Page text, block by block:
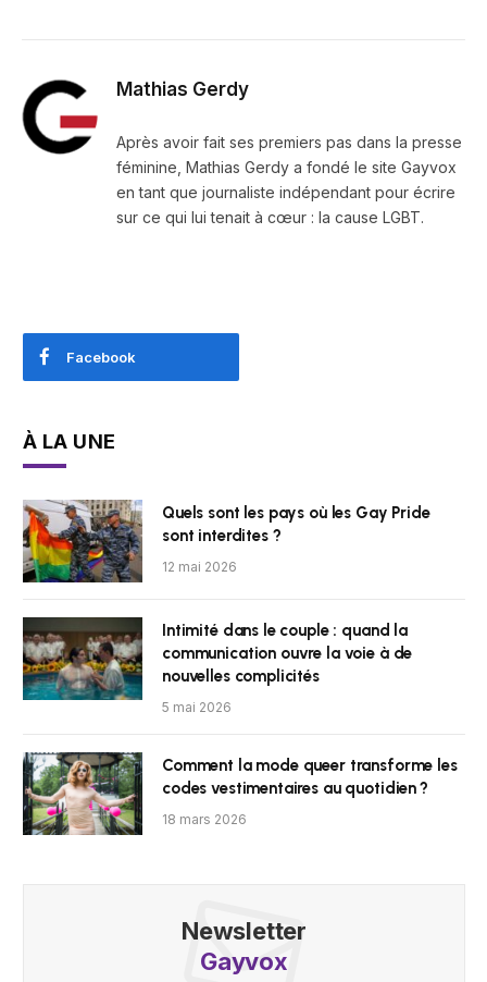
Mathias Gerdy
Après avoir fait ses premiers pas dans la presse
féminine, Mathias Gerdy a fondé le site Gayvox
en tant que journaliste indépendant pour écrire
sur ce qui lui tenait à cœur : la cause LGBT.
Facebook
À LA UNE
Quels sont les pays où les Gay Pride
sont interdites ?
12 mai 2026
Intimité dans le couple : quand la
communication ouvre la voie à de
nouvelles complicités
5 mai 2026
Comment la mode queer transforme les
codes vestimentaires au quotidien ?
18 mars 2026
Newsletter
Gayvox